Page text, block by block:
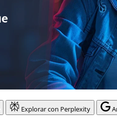
Explorar con Perplexity